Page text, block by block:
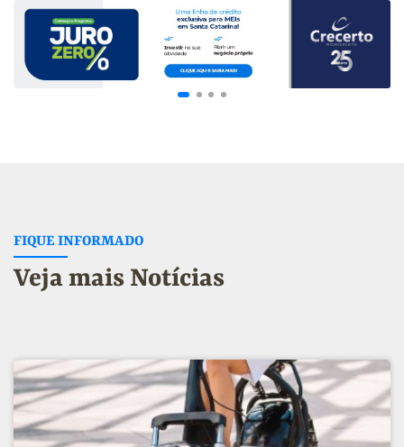
FIQUE INFORMADO
Veja mais Notícias